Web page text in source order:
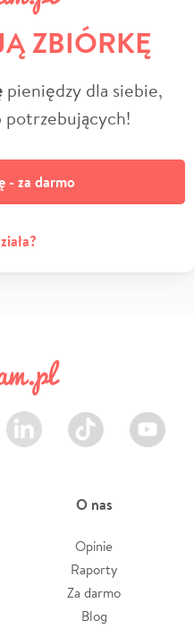
ZBIÓRKĘ
pieniędzy dla siebie,
potrzebujących!
- za darmo
LinkedIn TikTok Youtube
O nas
Opinie
Raporty
Za darmo
Blog